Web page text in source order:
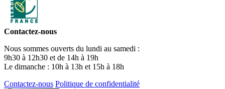
Contactez-nous
Nous sommes ouverts du lundi au samedi :
9h30 à 12h30 et de 14h à 19h
Le dimanche : 10h à 13h et 15h à 18h
Contactez-nous Politique de confidentialité